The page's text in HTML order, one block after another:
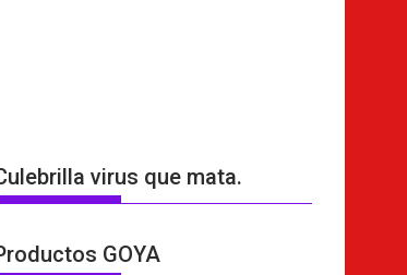
virus que mata.
GOYA